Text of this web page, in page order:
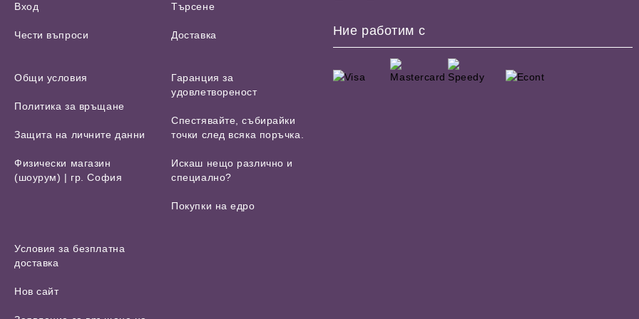
Вход
Чести въпроси
Търсене
Доставка
Общи условия
Политика за връщане
Защита на личните данни
Физически магазин
(шоурум) | гр. София
Гаранция за
удовлетвореност
Спестявайте, събирайки
точки след всяка поръчка.
Искаш нещо различно и
специално?
Покупки на едро
Условия за безплатна
доставка
Нов сайт
Ние работим с